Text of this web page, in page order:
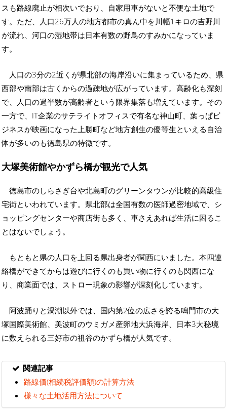
スも路線廃止が相次いでおり、自家用車がないと不便な土地で
す。ただ、人口26万人の地方都市の真ん中を川幅1キロの吉野川
が流れ、河口の湿地帯は日本有数の野鳥のすみかになっていま
す。
人口の3分の2近くが県北部の海岸沿いに集まっているため、県
西部や南部は古くからの過疎地が広がっています。高齢化も深刻
で、人口の過半数が高齢者という限界集落も増えています。その
一方で、IT企業のサテライトオフィスで有名な神山町、葉っぱビ
ジネスが映画になった上勝町など地方創生の優等生といえる自治
体が多いのも徳島県の特徴です。
大塚美術館やかずら橋が観光で人気
徳島市のしらさぎ台や北島町のグリーンタウンが比較的高級住
宅街といわれています。県北部は全国有数の医師過密地域で、シ
ョッピングセンターや商店街も多く、車さえあれば生活に困るこ
とはないでしょう。
もともと県の人口を上回る県出身者が関西にいました。本四連
絡橋ができてからは遊びに行くのも買い物に行くのも関西にな
り、商業面では、ストロー現象の影響が深刻化しています。
阿波踊りと渦潮以外では、国内第2位の広さを誇る鳴門市の大
塚国際美術館、美波町のウミガメ産卵地大浜海岸、日本3大秘境
に数えられる三好市の祖谷のかずら橋が人気です。
関連記事
路線価(相続税評価額)の計算方法
様々な土地活用方法について